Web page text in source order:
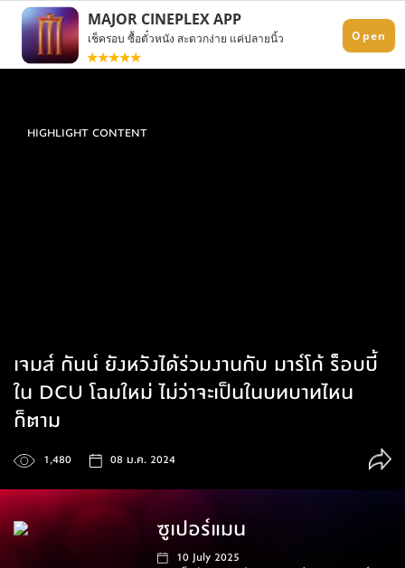
HIGHLIGHT CONTENT
เจมส์ กันน์ ยังหวังได้ร่วมงานกับ มาร์โก้ ร็อบบี้
ใน DCU โฉมใหม่ ไม่ว่าจะเป็นในบทบาทไหน
ก็ตาม
1,480 08 ม.ค. 2024
ซูเปอร์แมน
10 July 2025